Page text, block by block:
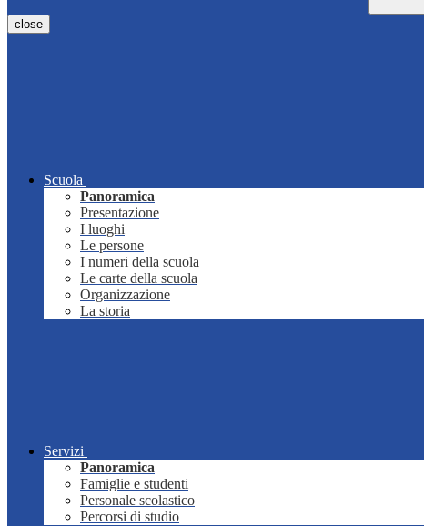
close
Scuola
Panoramica
Presentazione
I luoghi
Le persone
I numeri della scuola
Le carte della scuola
Organizzazione
La storia
Servizi
Panoramica
Famiglie e studenti
Personale scolastico
Percorsi di studio